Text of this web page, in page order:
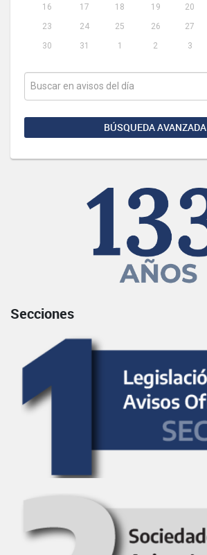
16
17 18 19 20
23
24 25 26 27
30
31 1 2 3
BÚSQUEDA AVANZADA
Secciones